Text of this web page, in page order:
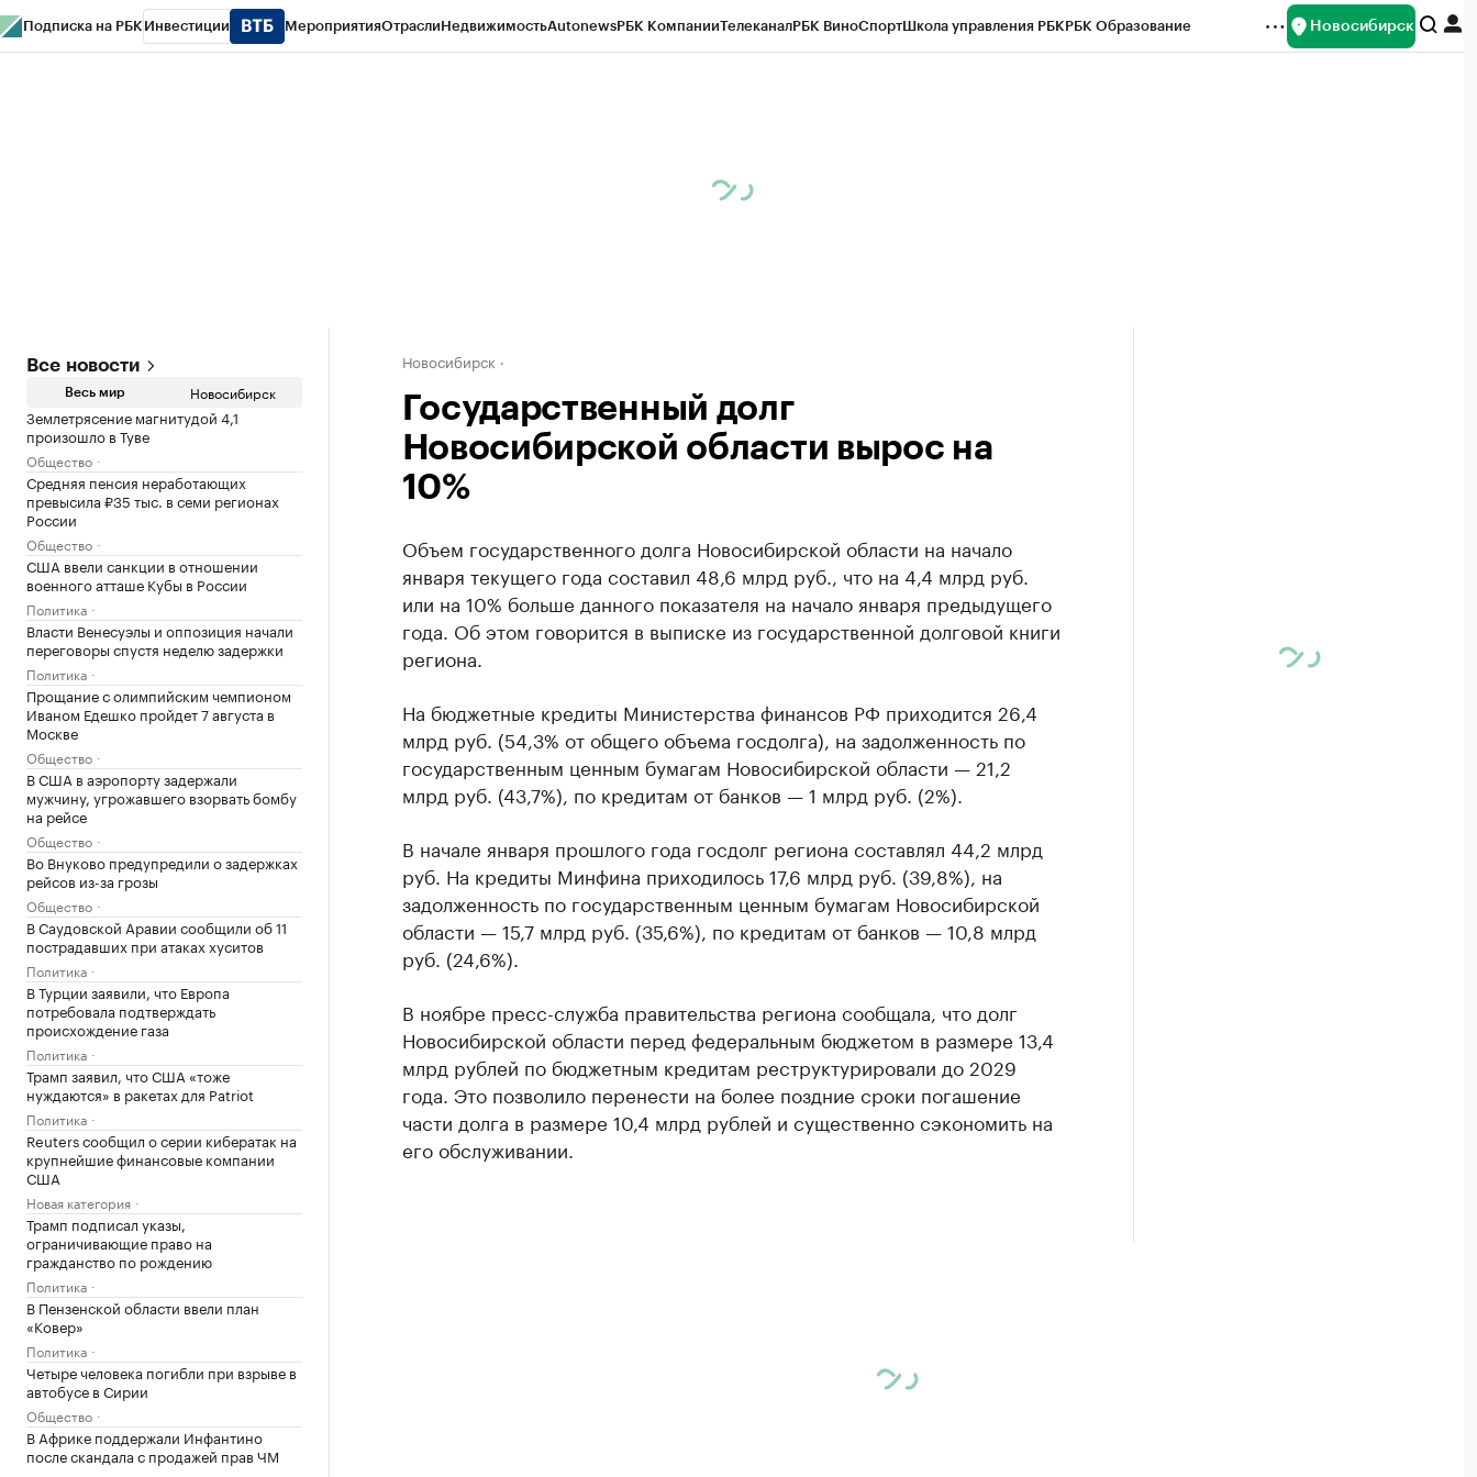
Подписка на РБК Инвестиции МероприятияОтраслиНедвижимостьAutonewsРБК КомпанииТелеканалРБК ВиноСпортШкола управления РБКРБК Образование Новосибирск
Все новости
Весь мир Новосибирск
Землетрясение магнитудой 4,1
произошло в Туве
Общество
Средняя пенсия неработающих
превысила ₽35 тыс. в семи регионах
России
Общество
США ввели санкции в отношении
военного атташе Кубы в России
Политика
Власти Венесуэлы и оппозиция начали
переговоры спустя неделю задержки
Политика
Прощание с олимпийским чемпионом
Иваном Едешко пройдет 7 августа в
Москве
Общество
В США в аэропорту задержали
мужчину, угрожавшего взорвать бомбу
на рейсе
Общество
Во Внуково предупредили о задержках
рейсов из-за грозы
Общество
В Саудовской Аравии сообщили об 11
пострадавших при атаках хуситов
Политика
В Турции заявили, что Европа
потребовала подтверждать
происхождение газа
Политика
Трамп заявил, что США «тоже
нуждаются» в ракетах для Patriot
Политика
Reuters сообщил о серии кибератак на
крупнейшие финансовые компании
США
Новая категория
Трамп подписал указы,
ограничивающие право на
гражданство по рождению
Политика
В Пензенской области ввели план
«Ковер»
Политика
Четыре человека погибли при взрыве в
автобусе в Сирии
Общество
В Африке поддержали Инфантино
после скандала с продажей прав ЧМ
Новосибирск
Государственный долг
Новосибирской области вырос на
10%
Объем государственного долга Новосибирской области на начало
января текущего года составил 48,6 млрд руб., что на 4,4 млрд руб.
или на 10% больше данного показателя на начало января предыдущего
года. Об этом говорится в выписке из государственной долговой книги
региона.
На бюджетные кредиты Министерства финансов РФ приходится 26,4
млрд руб. (54,3% от общего объема госдолга), на задолженность по
государственным ценным бумагам Новосибирской области — 21,2
млрд руб. (43,7%), по кредитам от банков — 1 млрд руб. (2%).
В начале января прошлого года госдолг региона составлял 44,2 млрд
руб. На кредиты Минфина приходилось 17,6 млрд руб. (39,8%), на
задолженность по государственным ценным бумагам Новосибирской
области — 15,7 млрд руб. (35,6%), по кредитам от банков — 10,8 млрд
руб. (24,6%).
В ноябре пресс-служба правительства региона сообщала, что долг
Новосибирской области перед федеральным бюджетом в размере 13,4
млрд рублей по бюджетным кредитам реструктурировали до 2029
года. Это позволило перенести на более поздние сроки погашение
части долга в размере 10,4 млрд рублей и существенно сэкономить на
его обслуживании.